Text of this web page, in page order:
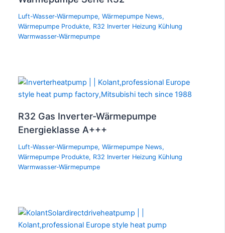
Luft-Wasser-Wärmepumpe,Wärmepumpe News,
Wärmepumpe Produkte, R32 Inverter Heizung Kühlung
Warmwasser-Wärmepumpe
R32 Gas Inverter-Wärmepumpe
Energieklasse A+++
Luft-Wasser-Wärmepumpe,Wärmepumpe News,
Wärmepumpe Produkte, R32 Inverter Heizung Kühlung
Warmwasser-Wärmepumpe